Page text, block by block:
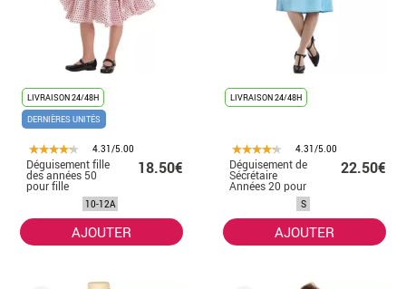
LIVRAISON 24/48H
DERNIÈRES UNITÉS
4.31/5.00
Déguisement fille
des années 50
pour fille
18.50€
10-12A
AJOUTER
LIVRAISON 24/48H
4.31/5.00
Déguisement de
Sécrétaire
Années 20 pour
22.50€
S
AJOUTER